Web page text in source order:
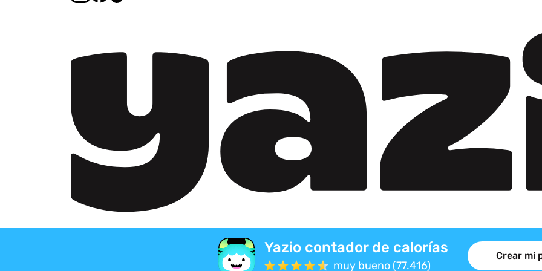
Yazio contador de calorías
muy bueno (77.416)
Crear mi